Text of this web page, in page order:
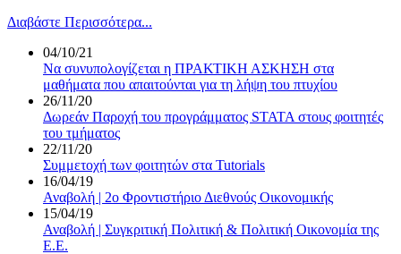
Διαβάστε Περισσότερα...
04/10/21
Να συνυπολογίζεται η ΠΡΑΚΤΙΚΗ ΑΣΚΗΣΗ στα
μαθήματα που απαιτούνται για τη λήψη του πτυχίου
26/11/20
Δωρεάν Παροχή του προγράμματος STATA στους φοιτητές
του τμήματος
22/11/20
Συμμετοχή των φοιτητών στα Tutorials
16/04/19
Αναβολή | 2ο Φροντιστήριο Διεθνούς Οικονομικής
15/04/19
Αναβολή | Συγκριτική Πολιτική & Πολιτική Οικονομία της
Ε.Ε.